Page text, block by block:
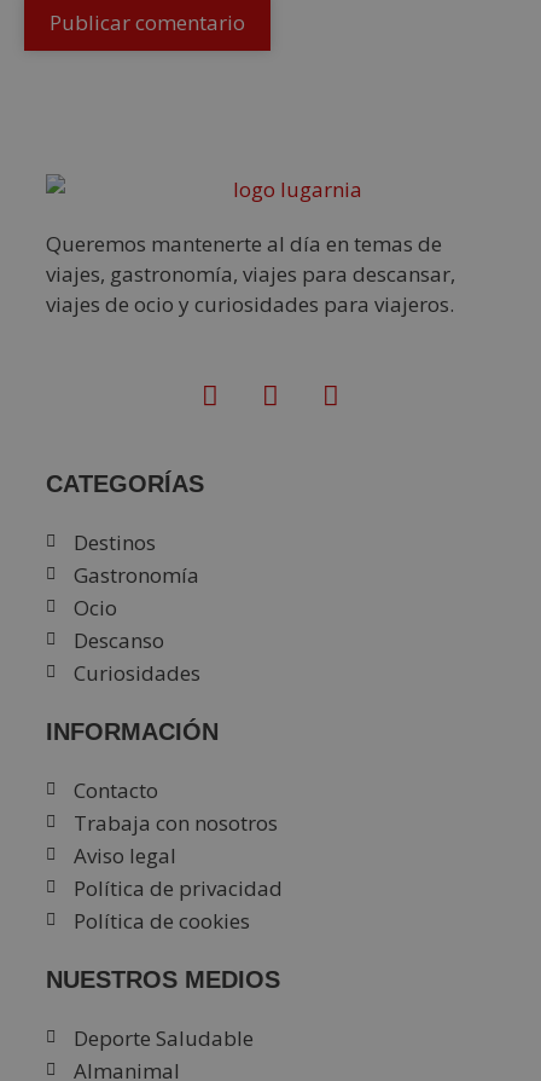
Queremos mantenerte al día en temas de
viajes, gastronomía, viajes para descansar,
viajes de ocio y curiosidades para viajeros.
CATEGORÍAS
Destinos
Gastronomía
Ocio
Descanso
Curiosidades
INFORMACIÓN
Contacto
Trabaja con nosotros
Aviso legal
Política de privacidad
Política de cookies
NUESTROS MEDIOS
Deporte Saludable
Almanimal